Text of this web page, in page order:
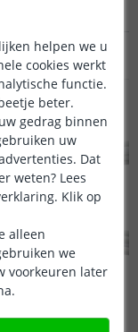
helpen we u
cookies werkt
functie.
beter.
gedrag binnen
uw
Dat
weten? Lees
Klik op
alleen
we
voorkeuren later